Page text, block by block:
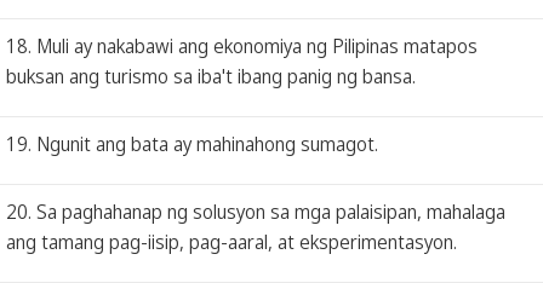
18. Muli ay nakabawi ang ekonomiya ng Pilipinas matapos
buksan ang turismo sa iba't ibang panig ng bansa.
19. Ngunit ang bata ay mahinahong sumagot.
20. Sa paghahanap ng solusyon sa mga palaisipan, mahalaga
ang tamang pag-iisip, pag-aaral, at eksperimentasyon.